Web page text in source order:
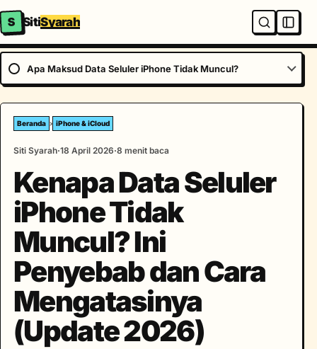
S SitiSyarah
Apa Maksud Data Seluler iPhone Tidak Muncul?
Beranda › iPhone & iCloud
Siti Syarah 18 April 2026 8 menit baca
Kenapa Data Seluler
iPhone Tidak
Muncul? Ini
Penyebab dan Cara
Mengatasinya
(Update 2026)